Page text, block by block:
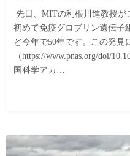
先日、MITの利根川進教授
初めて免疫グロブリン遺伝子
ど今年で50年です。この発見
（https://www.pnas.org/doi/
国科学アカ…